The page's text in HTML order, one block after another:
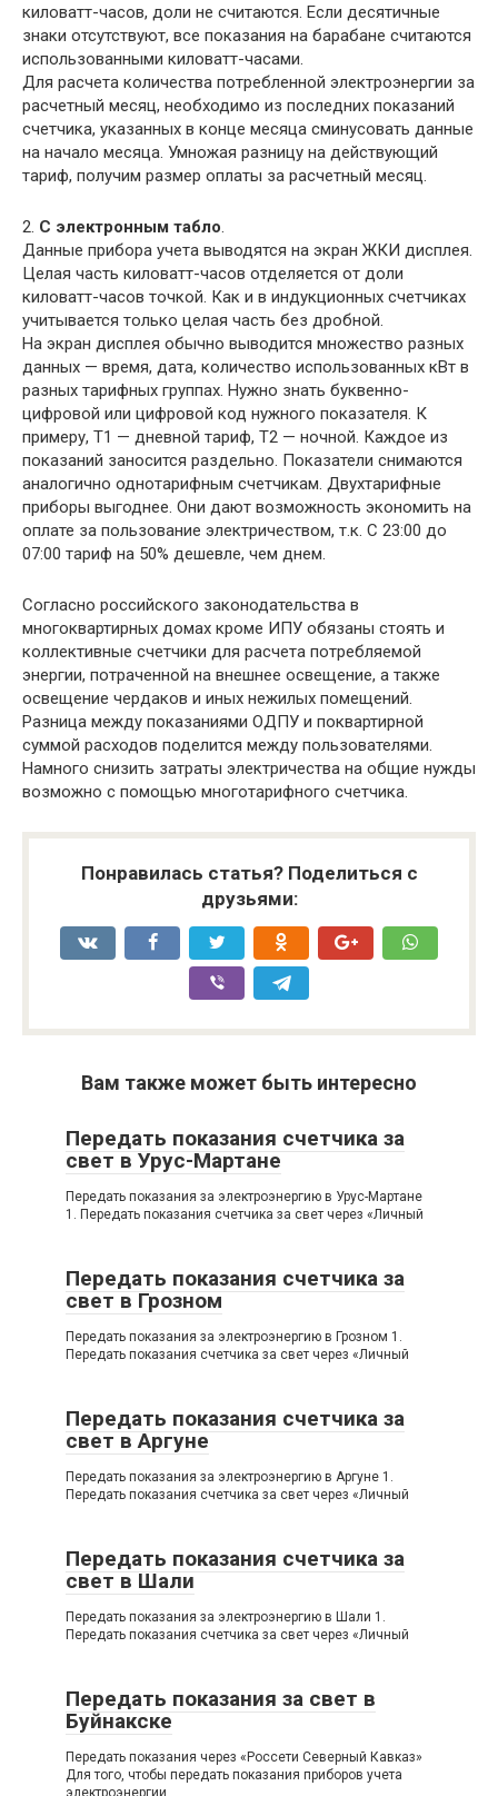
киловатт-часов, доли не считаются. Если десятичные
знаки отсутствуют, все показания на барабане считаются
использованными киловатт-часами.
Для расчета количества потребленной электроэнергии за
расчетный месяц, необходимо из последних показаний
счетчика, указанных в конце месяца сминусовать данные
на начало месяца. Умножая разницу на действующий
тариф, получим размер оплаты за расчетный месяц.
2. С электронным табло.
Данные прибора учета выводятся на экран ЖКИ дисплея.
Целая часть киловатт-часов отделяется от доли
киловатт-часов точкой. Как и в индукционных счетчиках
учитывается только целая часть без дробной.
На экран дисплея обычно выводится множество разных
данных — время, дата, количество использованных кВт в
разных тарифных группах. Нужно знать буквенно-
цифровой или цифровой код нужного показателя. К
примеру, Т1 — дневной тариф, Т2 — ночной. Каждое из
показаний заносится раздельно. Показатели снимаются
аналогично однотарифным счетчикам. Двухтарифные
приборы выгоднее. Они дают возможность экономить на
оплате за пользование электричеством, т.к. С 23:00 до
07:00 тариф на 50% дешевле, чем днем.
Согласно российского законодательства в
многоквартирных домах кроме ИПУ обязаны стоять и
коллективные счетчики для расчета потребляемой
энергии, потраченной на внешнее освещение, а также
освещение чердаков и иных нежилых помещений.
Разница между показаниями ОДПУ и поквартирной
суммой расходов поделится между пользователями.
Намного снизить затраты электричества на общие нужды
возможно с помощью многотарифного счетчика.
Понравилась статья? Поделиться с
друзьями:
Вам также может быть интересно
Передать показания счетчика за
свет в Урус-Мартане
Передать показания за электроэнергию в Урус-Мартане
1. Передать показания счетчика за свет через «Личный
Передать показания счетчика за
свет в Грозном
Передать показания за электроэнергию в Грозном 1.
Передать показания счетчика за свет через «Личный
Передать показания счетчика за
свет в Аргуне
Передать показания за электроэнергию в Аргуне 1.
Передать показания счетчика за свет через «Личный
Передать показания счетчика за
свет в Шали
Передать показания за электроэнергию в Шали 1.
Передать показания счетчика за свет через «Личный
Передать показания за свет в
Буйнакске
Передать показания через «Россети Северный Кавказ»
Для того, чтобы передать показания приборов учета
электроэнергии